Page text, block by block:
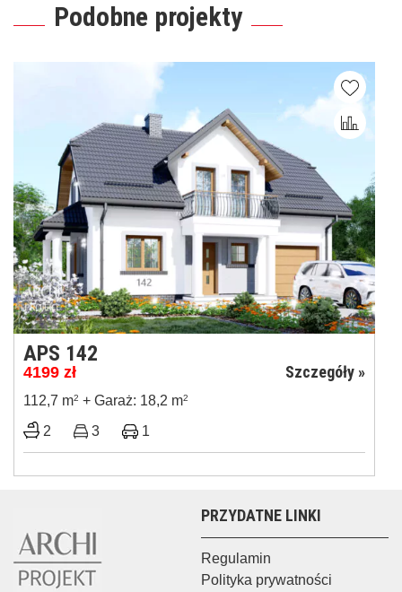
Podobne projekty
APS 142
4199 zł Szczegóły »
112,7 m2 + Garaż: 18,2 m2
2 3 1
PRZYDATNE LINKI
Regulamin
Polityka prywatności